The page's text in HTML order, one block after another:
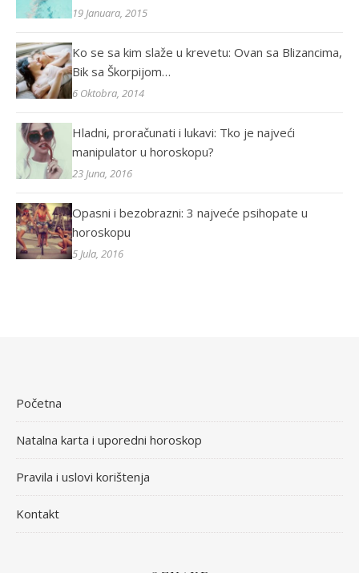
19 Januara, 2015
Ko se sa kim slaže u krevetu: Ovan sa Blizancima,
Bik sa Škorpijom…
6 Oktobra, 2014
Hladni, proračunati i lukavi: Tko je najveći
manipulator u horoskopu?
23 Juna, 2016
Opasni i bezobrazni: 3 najveće psihopate u
horoskopu
5 Jula, 2016
Početna
Natalna karta i uporedni horoskop
Pravila i uslovi korištenja
Kontakt